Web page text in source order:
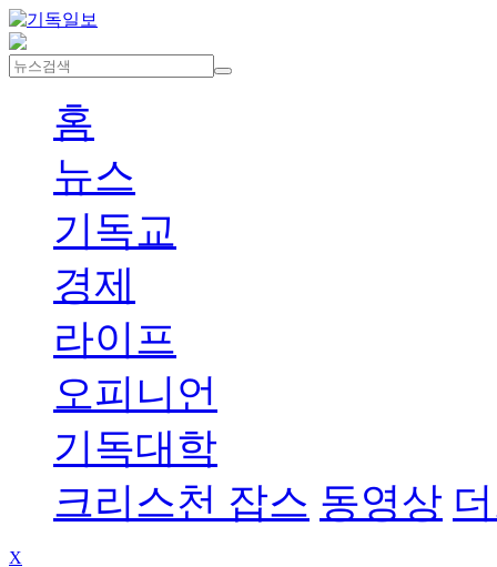
홈
뉴스
기독교
경제
라이프
오피니언
기독대학
크리스천 잡스 동영상
X